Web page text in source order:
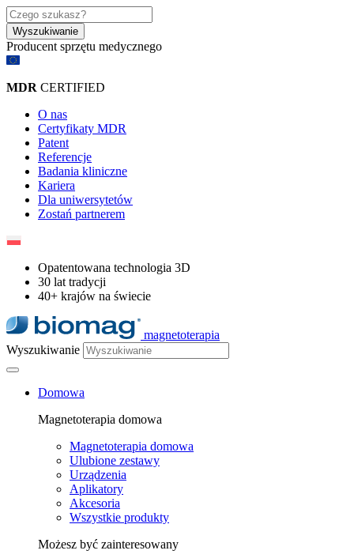
Wyszukiwanie
Producent sprzętu medycznego​
MDR CERTIFIED
O nas
Certyfikaty MDR
Patent
Referencje
Badania kliniczne
Kariera
Dla uniwersytetów
Zostań partnerem
Opatentowana technologia 3D
30 lat tradycji
40+ krajów na świecie
magnetoterapia
Wyszukiwanie
Domowa
Magnetoterapia domowa
Magnetoterapia domowa
Ulubione zestawy
Urządzenia
Aplikatory
Akcesoria
Wszystkie produkty
Możesz być zainteresowany